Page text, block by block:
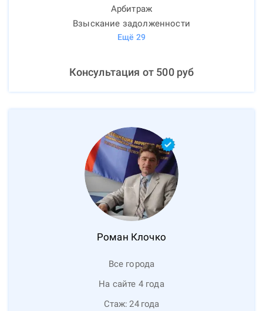
Арбитраж
Взыскание задолженности
Ещё 29
Консультация от 500руб
Роман Клочко
Все города
На сайте 4 года
Стаж: 24 года